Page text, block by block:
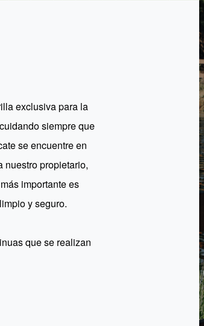
exclusiva para la
siempre que
se encuentre en
nuestro propietario,
importante es
y seguro.
que se realizan